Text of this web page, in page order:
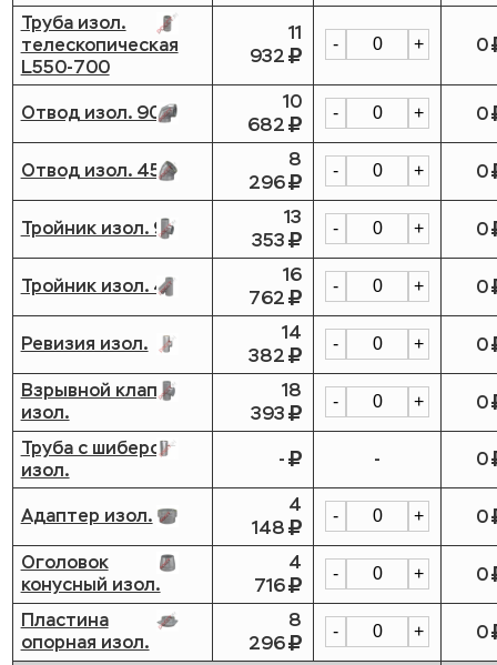
Труба изол.
телескопическая
L550-700
11
932
- + 0
Отвод изол. 90
10
682
- + 0
Отвод изол. 45
8
296
- + 0
Тройник изол. 90
13
353
- + 0
Тройник изол. 45
16
762
- + 0
Ревизия изол.
14
382
- + 0
Взрывной клапан
изол.
18
393
- + 0
Труба с шибером
изол.
- - 0
Адаптер изол.
4
148
- + 0
Оголовок
конусный изол.
4
716
- + 0
Пластина
опорная изол.
8
296
- + 0